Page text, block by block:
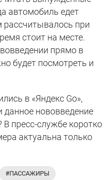
автомобиль едет
рассчитывалось при
стоит на месте.
прямо в
будет посмотреть и
в «Яндекс Go»,
данное нововведение
В пресс-службе коротко
актуальна только
#ПАССАЖИРЫ